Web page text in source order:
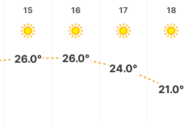
15
26.0°
16
26.0°
17
24.0°
18
21.0°